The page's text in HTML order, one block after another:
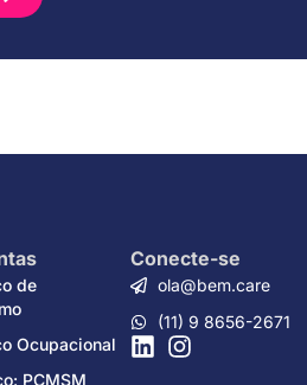
de
Ocupacional
PCMSM
Conecte-se
ola@bem.care
(11) 9 8656-2671